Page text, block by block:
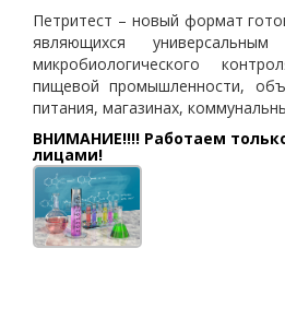
Петритест – новый формат
являющихся
микробиологического
пищевой промышленности,
питания, магазинах,
ВНИМАНИЕ!!!! Работаем
лицами!